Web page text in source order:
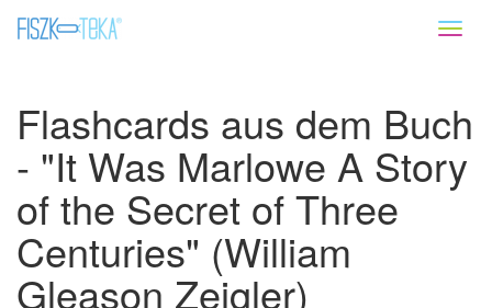
Flashcards aus dem Buch
- "It Was Marlowe A Story
of the Secret of Three
Centuries" (William
Gleason Zeigler)